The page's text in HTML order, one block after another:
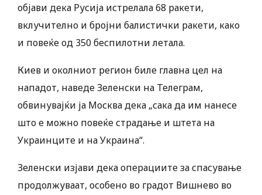
објави дека Русија истрелала 68 ракети,
вклучително и бројни балистички ракети, како
и повеќе од 350 беспилотни летала.
Киев и околниот регион биле главна цел на
нападот, наведе Зеленски на Телеграм,
обвинувајќи ја Москва дека „сака да им нанесе
што е можно повеќе страдање и штета на
Украинците и на Украина“.
Зеленски изјави дека операциите за спасување
продолжуваат, особено во градот Вишнево во